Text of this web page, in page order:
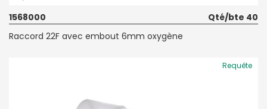
1568000
Qté/bte 40
Raccord 22F avec embout 6mm oxygène
Requête